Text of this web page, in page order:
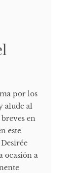
por los
alude al
en
este
ocasión a